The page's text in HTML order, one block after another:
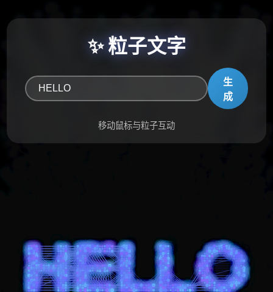
✨ 粒子文字
生
成
移动鼠标与粒子互动